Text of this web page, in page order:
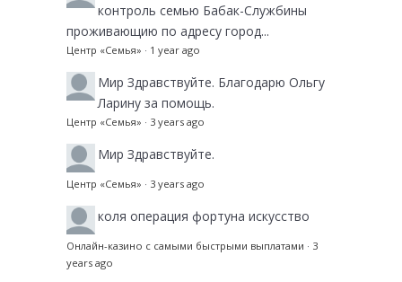
контроль семью Бабак-Службины
проживающию по адресу город...
Центр «Семья» · 1 year ago
Мир Здравствуйте. Благодарю Ольгу
Ларину за помощь.
Центр «Семья» · 3 years ago
Мир Здравствуйте.
Центр «Семья» · 3 years ago
коля операция фортуна искусство
Онлайн-казино с самыми быстрыми выплатами · 3
years ago